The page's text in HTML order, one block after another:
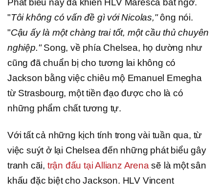
Phát biểu này đã khiến HLV Maresca bất ngờ.
"Tôi không có vấn đề gì với Nicolas,"ông nói.
"Cậu ấy là một chàng trai tốt, một cầu thủ chuyên
nghiệp."Song, về phía Chelsea, họ dường như
cũng đã chuẩn bị cho tương lai không có
Jackson bằng việc chiêu mộ Emanuel Emegha
từ Strasbourg, một tiền đạo được cho là có
những phẩm chất tương tự.
Với tất cả những kịch tính trong vài tuần qua, từ
việc suýt ở lại Chelsea đến những phát biểu gây
tranh cãi, trận đấu tại Allianz Arenasẽ là một sân
khấu đặc biệt cho Jackson. HLV Vincent